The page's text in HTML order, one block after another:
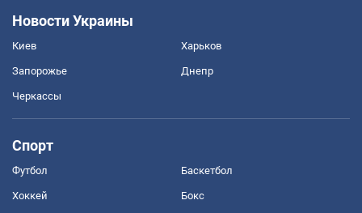
Новости Украины
Киев Харьков
Запорожье Днепр
Черкассы
Спорт
Футбол Баскетбол
Хоккей Бокс